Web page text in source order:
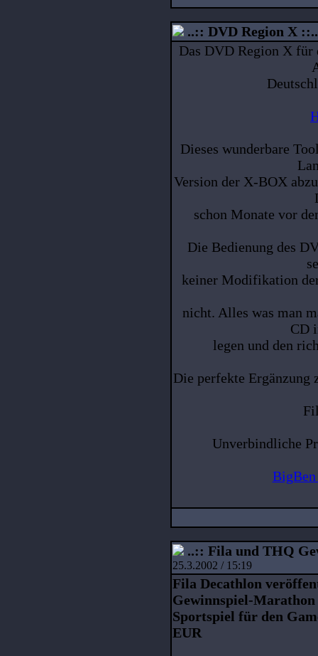
..:: DVD Region X ::..
Das DVD Region X
Dieses wunderbare
Version der X-BOX
schon Monate vor
Die Bedienung des
keiner Modifikation
nicht. Alles was man
CD
legen und den
Die perfekte
Unverbindliche
..:: Fila und THQ
25.3.2002 / 15:19
Fila Decathlon
Gewinnspiel-Marathon
Sportspiel für den
EUR